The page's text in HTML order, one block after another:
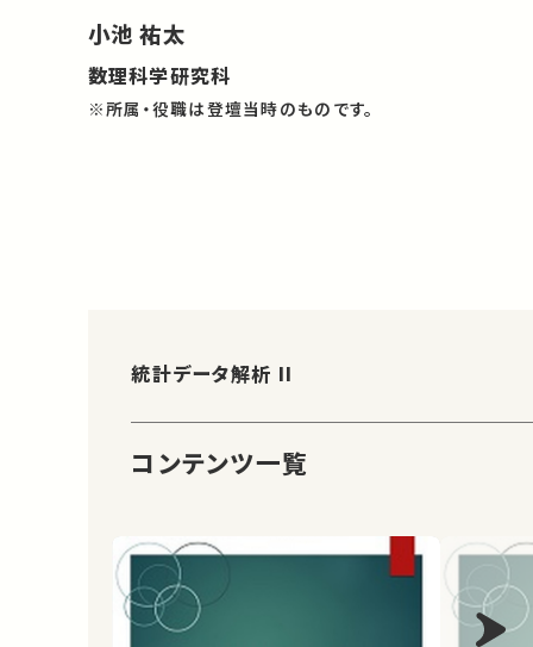
小池 祐太
数理科学研究科
※所属・役職は登壇当時のものです。
統計データ解析 II
コンテンツ一覧